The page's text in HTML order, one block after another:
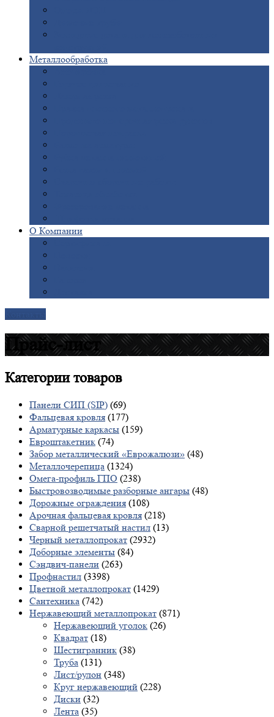
Металлообработка
О Компании
Прайс-лист
Категориитоваров
Панели СИП (SIP) (69)
Фальцевая кровля (177)
Арматурные каркасы (159)
Евроштакетник (74)
Забор металлический «Еврожалюзи» (48)
Металлочерепица (1324)
Омега-профиль ГПО (238)
Быстровозводимые разборные ангары (48)
Дорожные ограждения (108)
Арочная фальцевая кровля (218)
Сварной решетчатый настил (13)
Черный металлопрокат (2932)
Доборные элементы (84)
Сэндвич-панели (263)
Профнастил (3398)
Цветной металлопрокат (1429)
Сантехника (742)
Нержавеющий металлопрокат (871)
Нержавеющий уголок (26)
Квадрат (18)
Шестигранник (38)
Труба (131)
Лист/рулон (348)
Круг нержавеющий (228)
Диски (32)
Лента (35)